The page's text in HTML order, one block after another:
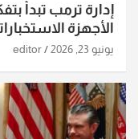
إدارة ترمب تبدأ
الأجهزة
يونيو 23, 2026 editor